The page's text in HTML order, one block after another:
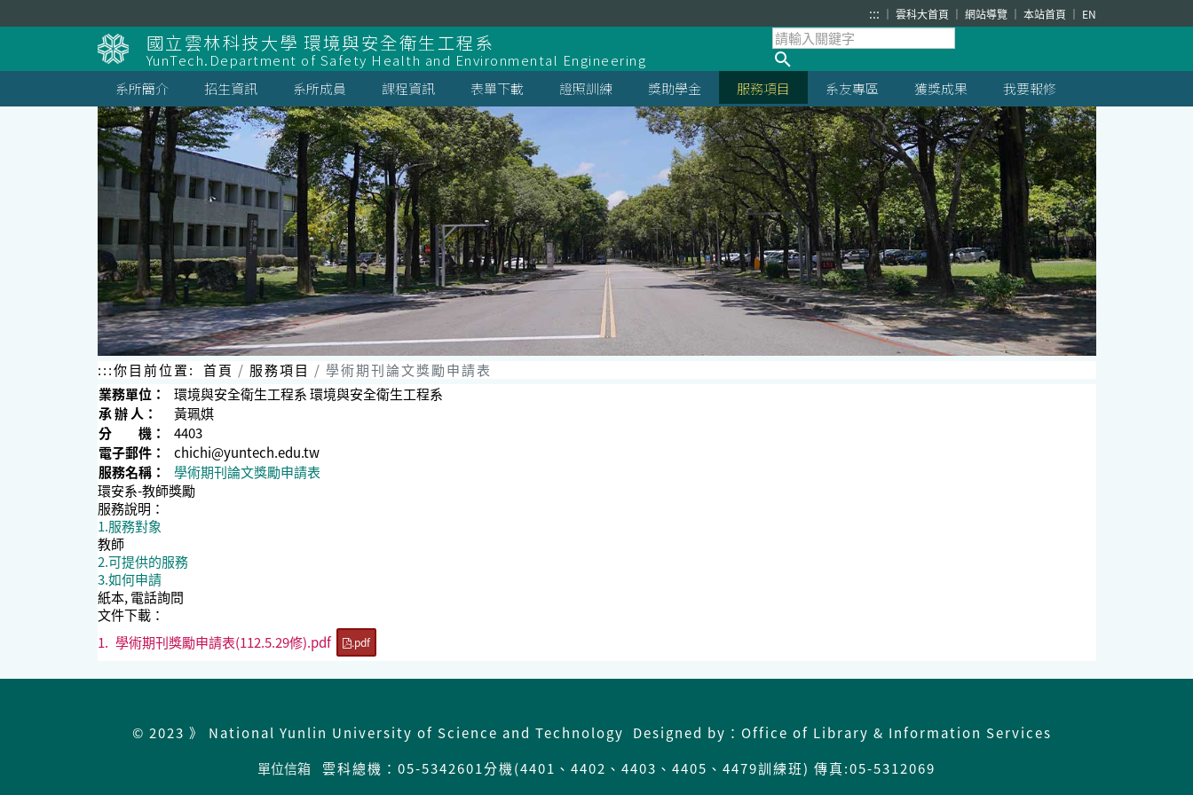
到
主
要
內
容
區
塊
::: 雲科大首頁 網站導覽 本站首頁 EN
國立雲林科技大學 環境與安全衛生工程系
YunTech.Department of Safety Health and Environmental Engineering
系所簡介
招生資訊 系所成員 課程資訊 表單下載 證照訓練 獎助學金 服務項目 系友專區 獲獎成果 我要報修
:::你目前位置: 首頁 服務項目
學術期刊論文獎勵申請表
業務單位：
環境與安全衛生工程系 環境與安全衛生工程系
承 辦 人：
黃珮娸
分 機：
4403
電子郵件：
chichi@yuntech.edu.tw
服務名稱：
學術期刊論文獎勵申請表
環安系-教師獎勵
服務說明：
1.服務對象
教師
2.可提供的服務
3.如何申請
紙本, 電話詢問
文件下載：
1. 學術期刊獎勵申請表(112.5.29修).pdf .pdf
© 2023 》 National Yunlin University of Science and Technology Designed by：Office of Library & Information Services
單位信箱
雲科總機：05-5342601分機(4401、4402、4403、4405、4479訓練班) 傳真:05-5312069